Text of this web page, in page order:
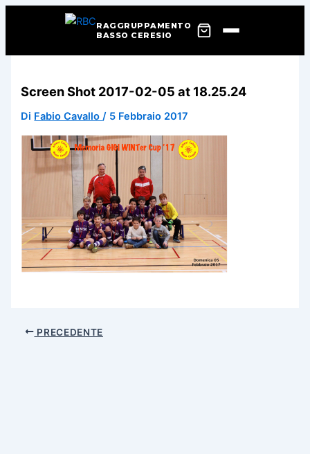
RAGGRUPPAMENTO
BASSO CERESIO
contenuto
Screen Shot 2017-02-05 at 18.25.24
Di Fabio Cavallo/ 5 Febbraio 2017
PRECEDENTE